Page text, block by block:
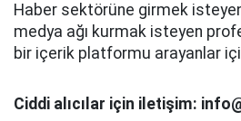
Haber sektörüne girmek isteyen
medya ağı kurmak isteyen
bir içerik platformu arayanlar
Ciddi alıcılar için iletişim: